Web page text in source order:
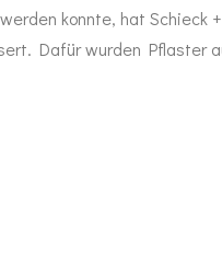
konnte, hat Schieck
Dafür wurden Pflaster